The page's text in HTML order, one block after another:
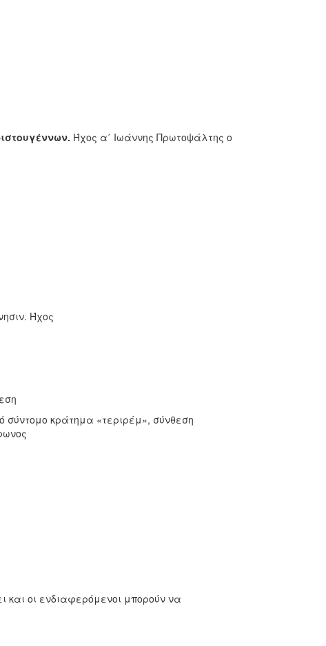
Ήχος α΄ Ιωάννης Πρωτοψάλτης ο
Ήχος
κράτημα «τεριρέμ», σύνθεση
και οι ενδιαφερόμενοι μπορούν να